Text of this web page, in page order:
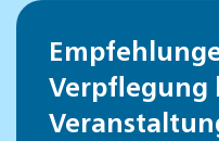
Verpflegung